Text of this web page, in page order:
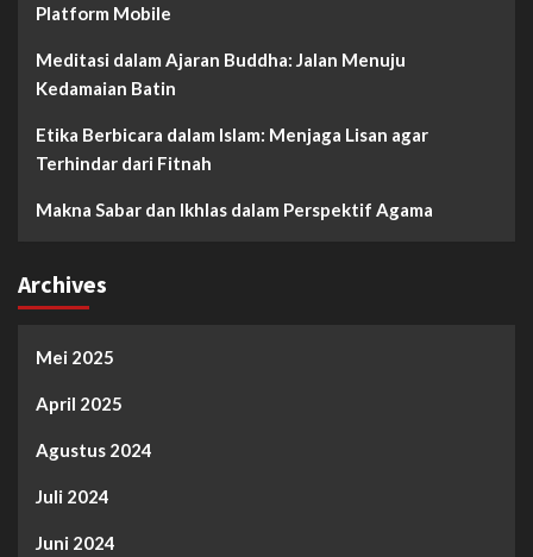
Platform Mobile
Meditasi dalam Ajaran Buddha: Jalan Menuju
Kedamaian Batin
Etika Berbicara dalam Islam: Menjaga Lisan agar
Terhindar dari Fitnah
Makna Sabar dan Ikhlas dalam Perspektif Agama
Archives
Mei 2025
April 2025
Agustus 2024
Juli 2024
Juni 2024